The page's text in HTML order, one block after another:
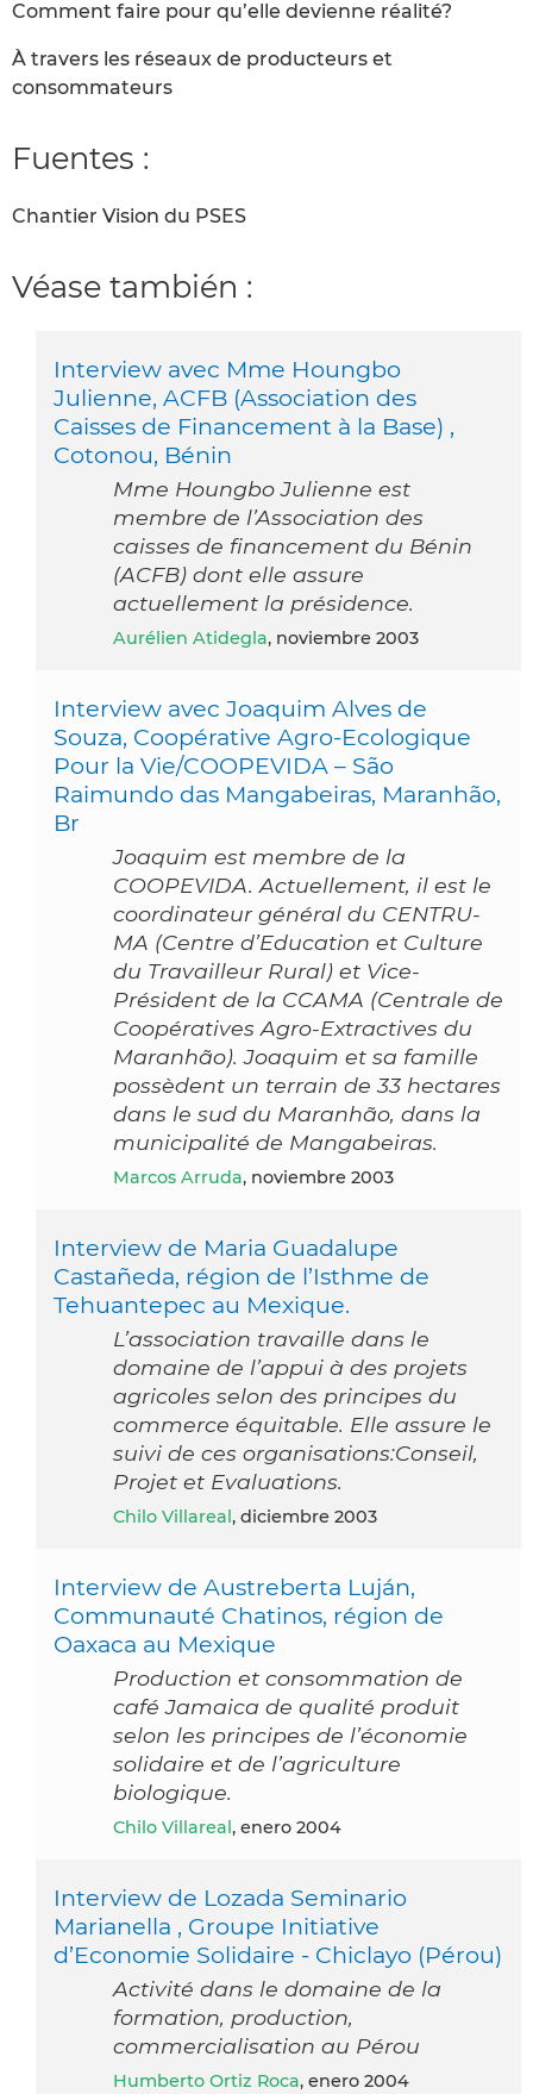
Comment faire pour qu’elle devienne réalité?
À travers les réseaux de producteurs et
consommateurs
Fuentes :
Chantier Vision du PSES
Véase también :
Interview avec Mme Houngbo
Julienne, ACFB (Association des
Caisses de Financement à la Base) ,
Cotonou, Bénin
Mme Houngbo Julienne est
membre de l’Association des
caisses de financement du Bénin
(ACFB) dont elle assure
actuellement la présidence.
Aurélien Atidegla, noviembre 2003
Interview avec Joaquim Alves de
Souza, Coopérative Agro-Ecologique
Pour la Vie/COOPEVIDA – São
Raimundo das Mangabeiras, Maranhão,
Br
Joaquim est membre de la
COOPEVIDA. Actuellement, il est le
coordinateur général du CENTRU-
MA (Centre d’Education et Culture
du Travailleur Rural) et Vice-
Président de la CCAMA (Centrale de
Coopératives Agro-Extractives du
Maranhão). Joaquim et sa famille
possèdent un terrain de 33 hectares
dans le sud du Maranhão, dans la
municipalité de Mangabeiras.
Marcos Arruda, noviembre 2003
Interview de Maria Guadalupe
Castañeda, région de l’Isthme de
Tehuantepec au Mexique.
L’association travaille dans le
domaine de l’appui à des projets
agricoles selon des principes du
commerce équitable. Elle assure le
suivi de ces organisations:Conseil,
Projet et Evaluations.
Chilo Villareal , diciembre 2003
Interview de Austreberta Luján,
Communauté Chatinos, région de
Oaxaca au Mexique
Production et consommation de
café Jamaica de qualité produit
selon les principes de l’économie
solidaire et de l’agriculture
biologique.
Chilo Villareal , enero 2004
Interview de Lozada Seminario
Marianella , Groupe Initiative
d’Economie Solidaire - Chiclayo (Pérou)
Activité dans le domaine de la
formation, production,
commercialisation au Pérou
Humberto Ortiz Roca, enero 2004